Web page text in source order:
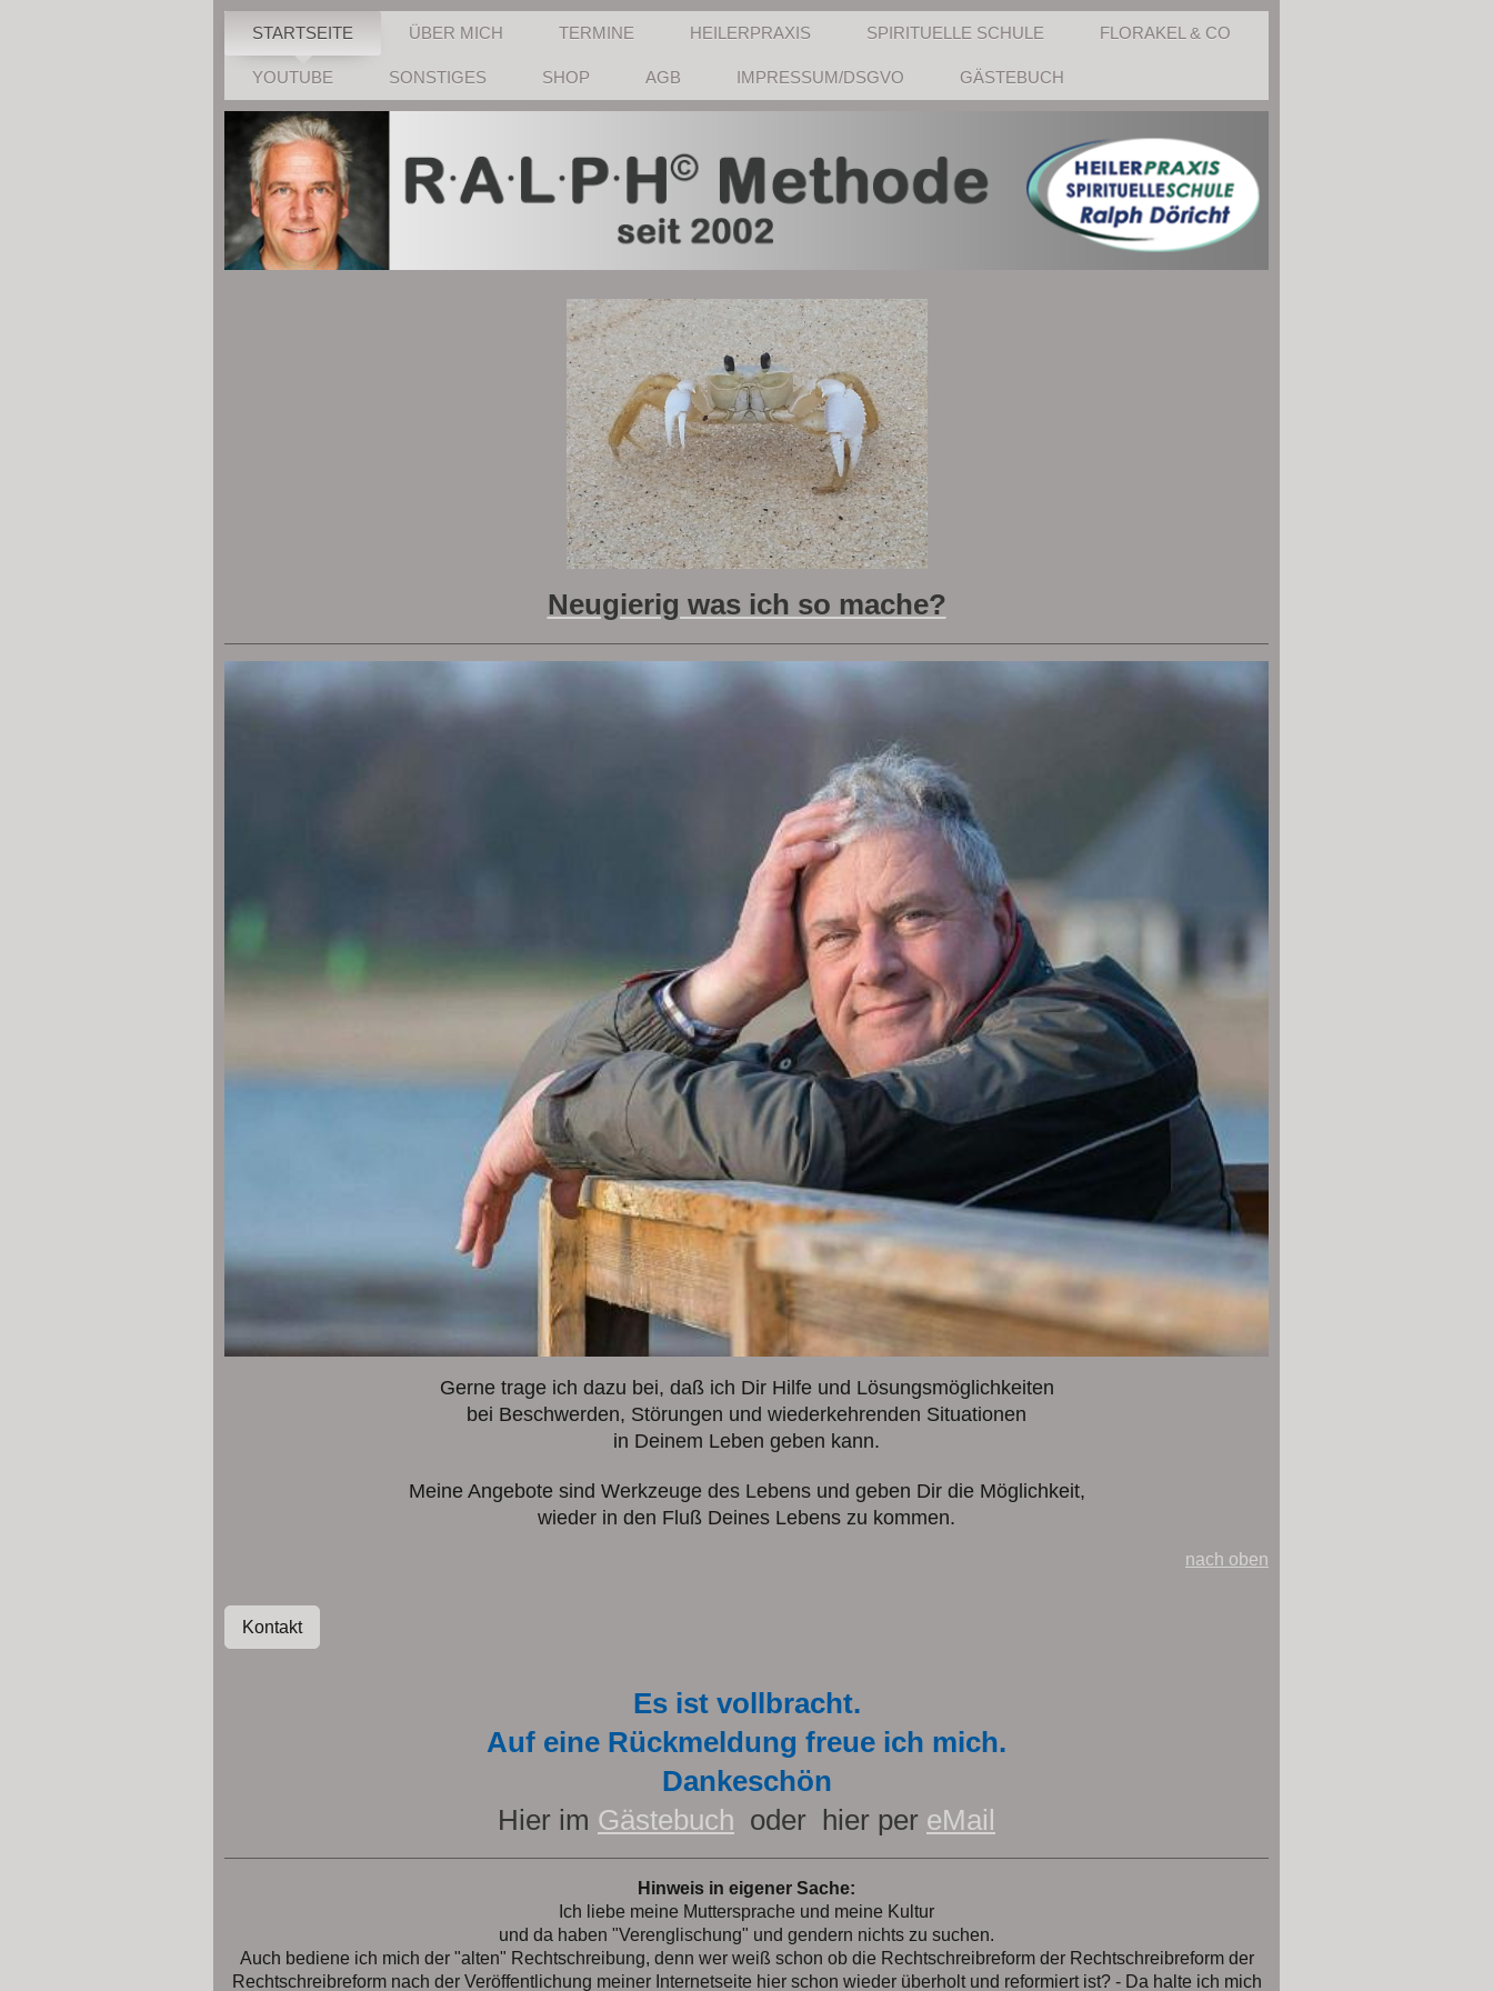
STARTSEITE ÜBER MICH TERMINE HEILERPRAXIS SPIRITUELLE SCHULE FLORAKEL & CO
YOUTUBE SONSTIGES SHOP AGB IMPRESSUM/DSGVO GÄSTEBUCH
Neugierig was ich so mache?
Gerne trage ich dazu bei, daß ich Dir Hilfe und Lösungsmöglichkeiten
bei Beschwerden, Störungen und wiederkehrenden Situationen
in Deinem Leben geben kann.
Meine Angebote sind Werkzeuge des Lebens und geben Dir die Möglichkeit,
wieder in den Fluß Deines Lebens zu kommen.
nach oben
Kontakt
Es ist vollbracht.
Auf eine Rückmeldung freue ich mich.
Dankeschön
Hier im Gästebuch oder hier per eMail
Hinweis in eigener Sache:
Ich liebe meine Muttersprache und meine Kultur
und da haben "Verenglischung" und gendern nichts zu suchen.
Auch bediene ich mich der "alten" Rechtschreibung, denn wer weiß schon ob die Rechtschreibreform der Rechtschreibreform der
Rechtschreibreform nach der Veröffentlichung meiner Internetseite hier schon wieder überholt und reformiert ist? - Da halte ich mich